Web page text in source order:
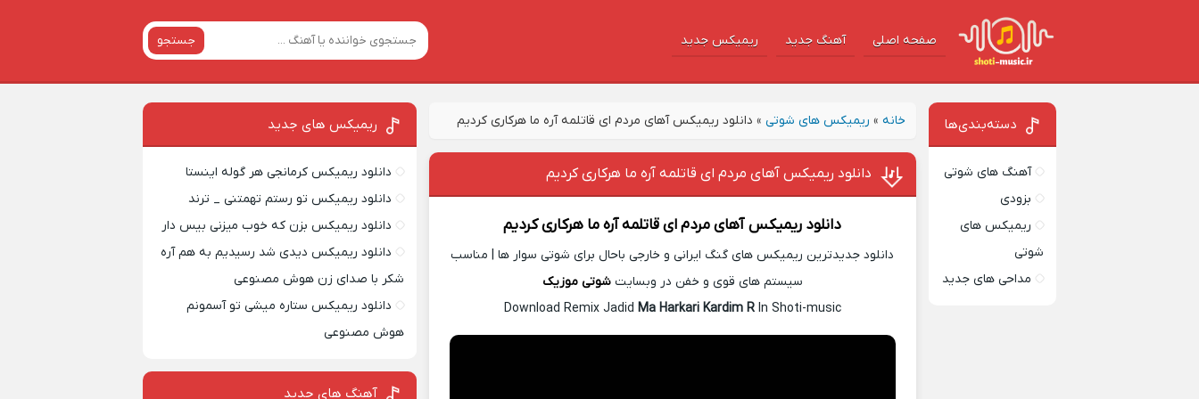
صفحه اصلی آهنگ‌ جدید ریمیکس جدید جستجو
خانه » ریمیکس های شوتی » دانلود ریمیکس آهای مردم ای قاتلمه آره ما هرکاری کردیم
دانلود ریمیکس آهای مردم ای قاتلمه آره ما هرکاری کردیم
دانلود ریمیکس آهای مردم ای قاتلمه آره ما هرکاری کردیم
دانلود جدیدترین ریمیکس های گنگ ایرانی و خارجی باحال برای شوتی سوار ها | مناسب
سیستم های قوی و خفن در وبسایتشوتی موزیک
Download Remix Jadid Ma Harkari Kardim RIn Shoti-music
دسته‌بندی‌ها
آهنگ های شوتی
بزودی
ریمیکس های
شوتی
مداحی های جدید
ریمیکس‌ های جدید
دانلود ریمیکس کرمانجی هر گوله اینستا
دانلود ریمیکس تو رستم تهمتنی _ ترند
دانلود ریمیکس بزن که خوب میزنی بیس دار
دانلود ریمیکس دیدی شد رسیدیم به هم آره
شکر با صدای زن هوش مصنوعی
دانلود ریمیکس ستاره میشی تو آسمونم
هوش مصنوعی
آهنگ های جدید